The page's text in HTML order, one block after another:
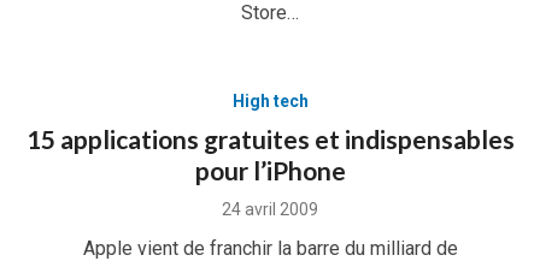
Store…
High tech
15 applications gratuites et indispensables
pour l’iPhone
Posted
24 avril 2009
Apple vient de franchir la barre du milliard de